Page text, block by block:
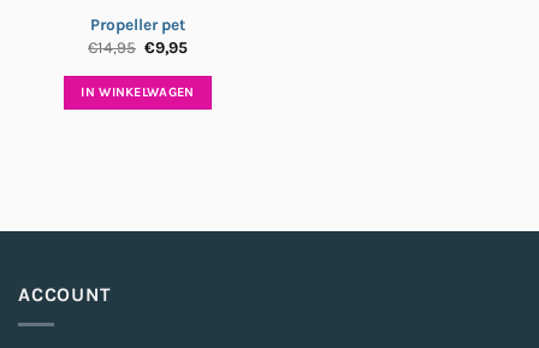
Propeller pet
€14,95 Oorspronkelijke
prijs
was:
€14,95.
€9,95Huidige
is:
€9,95.
IN WINKELWAGEN
ACCOUNT